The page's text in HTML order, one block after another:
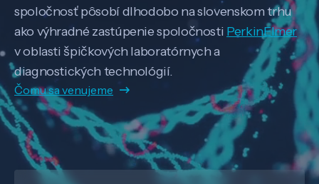
spoločnosť pôsobí dlhodobo na slovenskom trhu
ako výhradné zastúpenie spoločnosti PerkinElmer
v oblasti špičkových laboratórnych a
diagnostických technológií.
Čomu sa venujeme